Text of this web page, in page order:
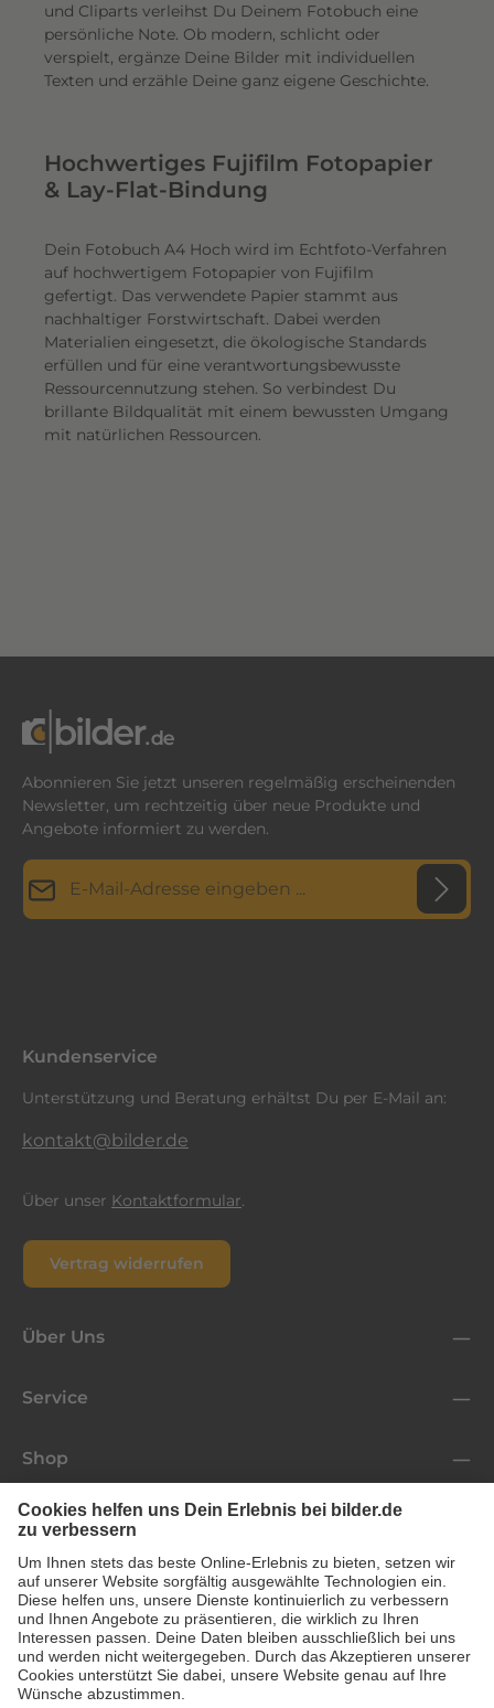
und Cliparts verleihst Du Deinem Fotobuch eine
persönliche Note. Ob modern, schlicht oder
verspielt, ergänze Deine Bilder mit individuellen
Texten und erzähle Deine ganz eigene Geschichte.
Hochwertiges Fujifilm Fotopapier
& Lay-Flat-Bindung
Dein Fotobuch A4 Hoch wird im Echtfoto-Verfahren
auf hochwertigem Fotopapier von Fujifilm
gefertigt. Das verwendete Papier stammt aus
nachhaltiger Forstwirtschaft. Dabei werden
Materialien eingesetzt, die ökologische Standards
erfüllen und für eine verantwortungsbewusste
Ressourcennutzung stehen. So verbindest Du
brillante Bildqualität mit einem bewussten Umgang
mit natürlichen Ressourcen.
Abonnieren Sie jetzt unseren regelmäßig erscheinenden
Newsletter, um rechtzeitig über neue Produkte und
Angebote informiert zu werden.
E-Mail-Adresse*
Kundenservice
Unterstützung und Beratung erhältst Du per E-Mail an:
kontakt@bilder.de
Über unser Kontaktformular.
Vertrag widerrufen
Über Uns
Service
Shop
Folge uns